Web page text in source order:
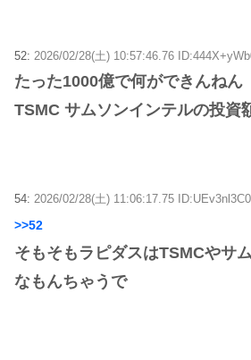
52: 2026/02/28(土) 10:57:46.76
たった1000億で何ができんねん
TSMC サムソンインテルの投資
54: 2026/02/28(土) 11:06:17.75 ID:UEv3nl3C0
>>52
そもそもラピダスはTSMCやサ
なもんちゃうで